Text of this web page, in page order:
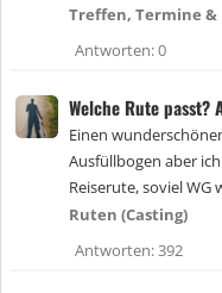
Treffen, Termine
Antworten 0
Welche Rute passt?
Einen
Ausfüllbogen aber
Reiserute, soviel WG
Ruten (Casting)
Antworten 392